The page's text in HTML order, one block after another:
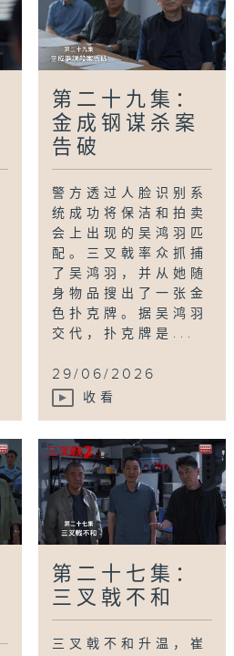
第二十九集：
金成钢谋杀案
告破
警方透过人脸识别系
统成功将保洁和拍卖
会上出现的吴鸿羽匹
配。三叉戟率众抓捕
了吴鸿羽，并从她随
身物品搜出了一张金
色扑克牌。据吴鸿羽
交代，扑克牌是...
29/06/2026
收看
第二十七集：
三叉戟不和
三叉戟不和升温，崔